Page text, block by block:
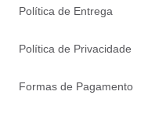
Política de Entrega
Política de Privacidade
Formas de Pagamento